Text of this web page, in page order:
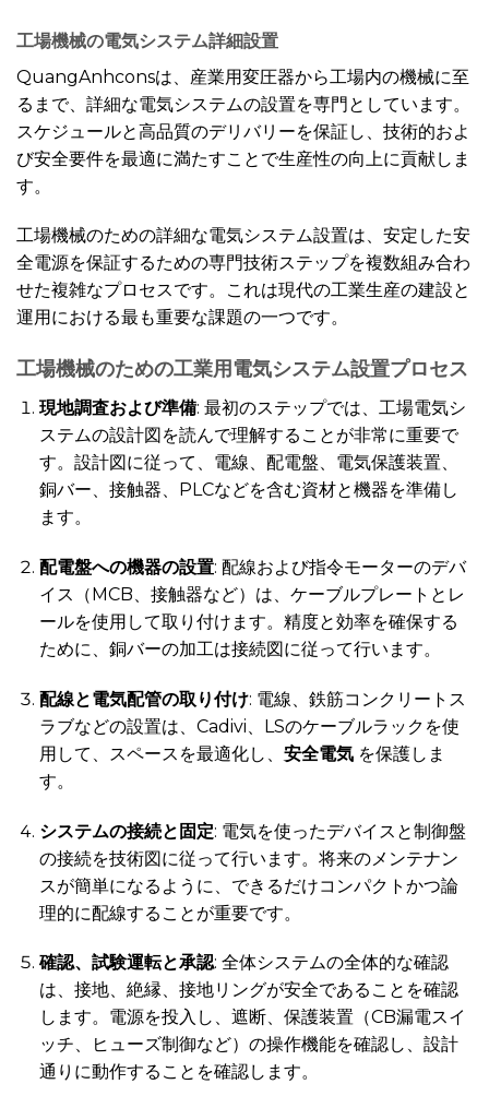
工場機械の電気システム詳細設置
QuangAnhconsは、産業用変圧器から工場内の機械に至
るまで、詳細な電気システムの設置を専門としています。
スケジュールと高品質のデリバリーを保証し、技術的およ
び安全要件を最適に満たすことで生産性の向上に貢献しま
す。
工場機械のための詳細な電気システム設置は、安定した安
全電源を保証するための専門技術ステップを複数組み合わ
せた複雑なプロセスです。これは現代の工業生産の建設と
運用における最も重要な課題の一つです。
工場機械のための工業用電気システム設置プロセス
現地調査および準備: 最初のステップでは、工場電気シ
ステムの設計図を読んで理解することが非常に重要で
す。設計図に従って、電線、配電盤、電気保護装置、
銅バー、接触器、PLCなどを含む資材と機器を準備し
ます。
配電盤への機器の設置: 配線および指令モーターのデバ
イス（MCB、接触器など）は、ケーブルプレートとレ
ールを使用して取り付けます。精度と効率を確保する
ために、銅バーの加工は接続図に従って行います。
配線と電気配管の取り付け: 電線、鉄筋コンクリートス
ラブなどの設置は、Cadivi、LSのケーブルラックを使
用して、スペースを最適化し、 安全電気を保護しま
す。
システムの接続と固定: 電気を使ったデバイスと制御盤
の接続を技術図に従って行います。将来のメンテナン
スが簡単になるように、できるだけコンパクトかつ論
理的に配線することが重要です。
確認、試験運転と承認: 全体システムの全体的な確認
は、接地、絶縁、接地リングが安全であることを確認
します。電源を投入し、遮断、保護装置（CB漏電スイ
ッチ、ヒューズ制御など）の操作機能を確認し、設計
通りに動作することを確認します。